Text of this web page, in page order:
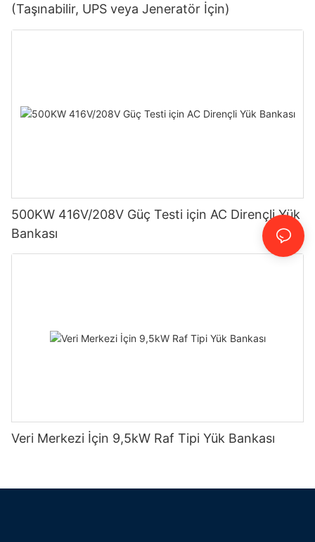
(Taşınabilir, UPS veya Jeneratör İçin)
500KW 416V/208V Güç Testi için AC Dirençli Yük
Bankası
Veri Merkezi İçin 9,5kW Raf Tipi Yük Bankası